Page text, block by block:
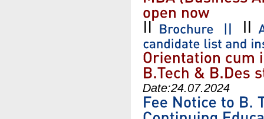
Date:24.07.2024